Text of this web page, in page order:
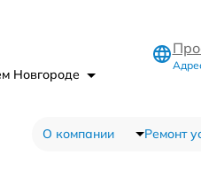
Новгороде
О компании Ремонт